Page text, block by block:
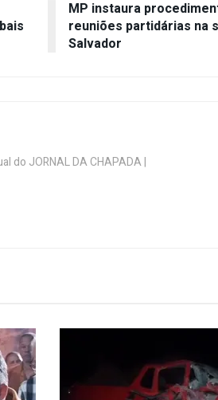
MP instaura
reuniões partidárias na
Salvador
do JORNAL DA CHAPADA |